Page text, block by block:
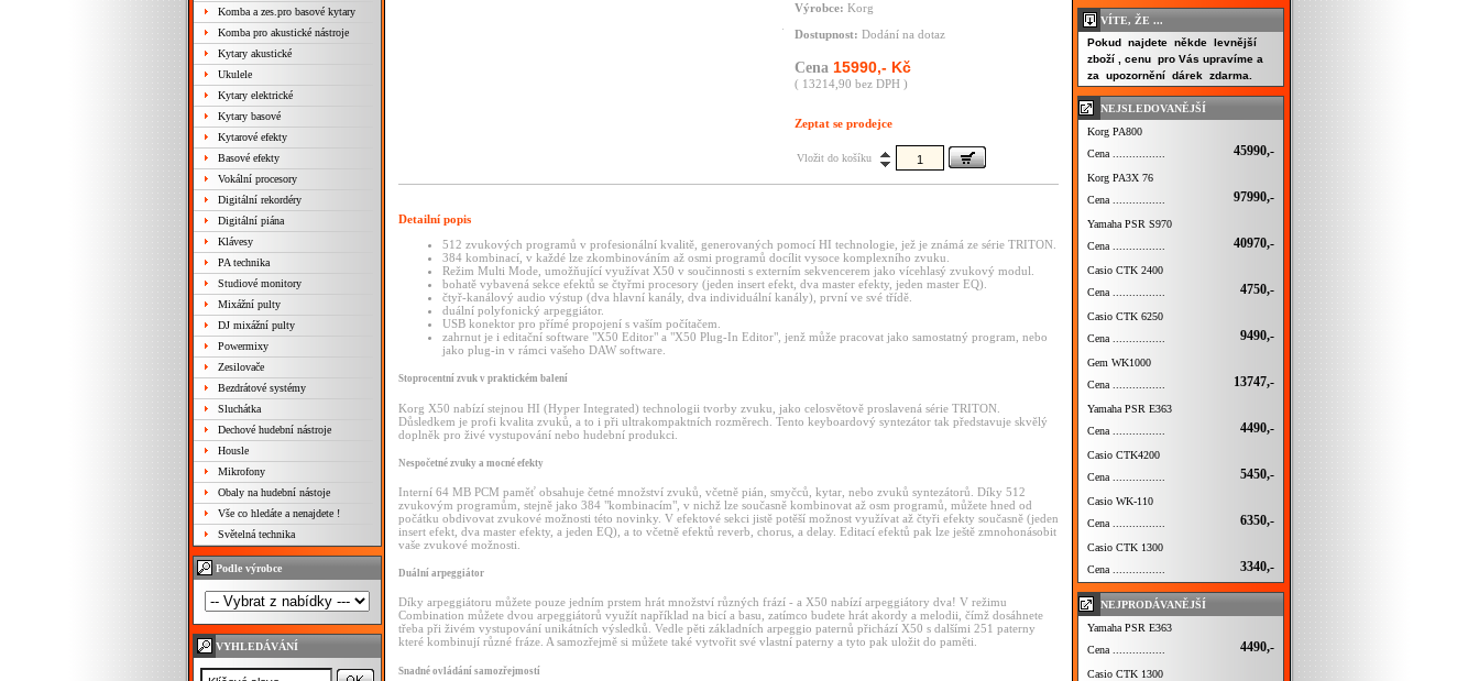
Komba a zes.pro basové kytary
Komba pro akustické nástroje
Kytary akustické
Ukulele
Kytary elektrické
Kytary basové
Kytarové efekty
Basové efekty
Vokální procesory
Digitální rekordéry
Digitální piána
Klávesy
PA technika
Studiové monitory
Mixážní pulty
DJ mixážní pulty
Powermixy
Zesilovače
Bezdrátové systémy
Sluchátka
Dechové hudební nástroje
Housle
Mikrofony
Obaly na hudební nástoje
Vše co hledáte a nenajdete !
Světelná technika
Podle výrobce
VYHLEDÁVÁNÍ
Výrobce: Korg
Dostupnost: Dodání na dotaz
Cena 15990,- Kč
( 13214,90 bez DPH )
Zeptat se prodejce
Vložit do košíku
Detailní popis
512 zvukových programů v profesionální kvalitě, generovaných pomocí HI technologie, jež je známá ze série TRITON.
384 kombinací, v každé lze zkombinováním až osmi programů docílit vysoce komplexního zvuku.
Režim Multi Mode, umožňující využívat X50 v součinnosti s externím sekvencerem jako vícehlasý zvukový modul.
bohatě vybavená sekce efektů se čtyřmi procesory (jeden insert efekt, dva master efekty, jeden master EQ).
čtyř-kanálový audio výstup (dva hlavní kanály, dva individuální kanály), první ve své třídě.
duální polyfonický arpeggiátor.
USB konektor pro přímé propojení s vaším počítačem.
zahrnut je i editační software "X50 Editor" a "X50 Plug-In Editor", jenž může pracovat jako samostatný program, nebo
jako plug-in v rámci vašeho DAW software.
Stoprocentní zvuk v praktickém balení
Korg X50 nabízí stejnou HI (Hyper Integrated) technologii tvorby zvuku, jako celosvětově proslavená série TRITON.
Důsledkem je profi kvalita zvuků, a to i při ultrakompaktních rozměrech. Tento keyboardový syntezátor tak představuje skvělý
doplněk pro živé vystupování nebo hudební produkci.
Nespočetné zvuky a mocné efekty
Interní 64 MB PCM paměť obsahuje četné množství zvuků, včetně pián, smyčců, kytar, nebo zvuků syntezátorů. Díky 512
zvukovým programům, stejně jako 384 "kombinacím", v nichž lze současně kombinovat až osm programů, můžete hned od
počátku obdivovat zvukové možnosti této novinky. V efektové sekci jistě potěší možnost využívat až čtyři efekty současně (jeden
insert efekt, dva master efekty, a jeden EQ), a to včetně efektů reverb, chorus, a delay. Editací efektů pak lze ještě zmnohonásobit
vaše zvukové možnosti.
Duální arpeggiátor
Díky arpeggiátoru můžete pouze jedním prstem hrát množství různých frází - a X50 nabízí arpeggiátory dva! V režimu
Combination můžete dvou arpeggiátorů využít například na bicí a basu, zatímco budete hrát akordy a melodii, čímž dosáhnete
třeba při živém vystupování unikátních výsledků. Vedle pěti základních arpeggio paternů přichází X50 s dalšími 251 paterny
které kombinují různé fráze. A samozřejmě si můžete také vytvořit své vlastní paterny a tyto pak uložit do paměti.
Snadné ovládání samozřejmostí
VÍTE, ŽE ...
Pokud najdete někde levnější
zboží , cenu pro Vás upravíme a
za upozornění dárek zdarma.
NEJSLEDOVANĚJŠÍ
Korg PA800
Cena ................
45990,-
Korg PA3X 76
Cena ................
97990,-
Yamaha PSR S970
Cena ................
40970,-
Casio CTK 2400
Cena ................
4750,-
Casio CTK 6250
Cena ................
9490,-
Gem WK1000
Cena ................
13747,-
Yamaha PSR E363
Cena ................
4490,-
Casio CTK4200
Cena ................
5450,-
Casio WK-110
Cena ................
6350,-
Casio CTK 1300
Cena ................
3340,-
NEJPRODÁVANĚJŠÍ
Yamaha PSR E363
Cena ................
4490,-
Casio CTK 1300